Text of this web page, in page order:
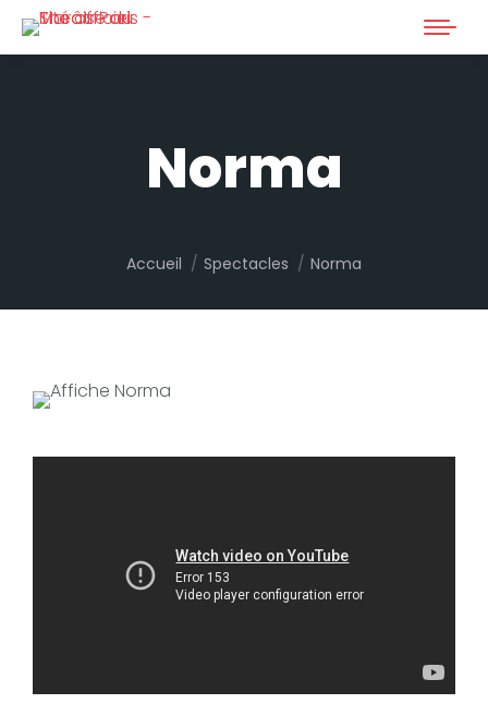
Norma
Vous êtes ici :
Accueil Spectacles Norma